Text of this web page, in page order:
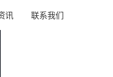
讯 联系我们